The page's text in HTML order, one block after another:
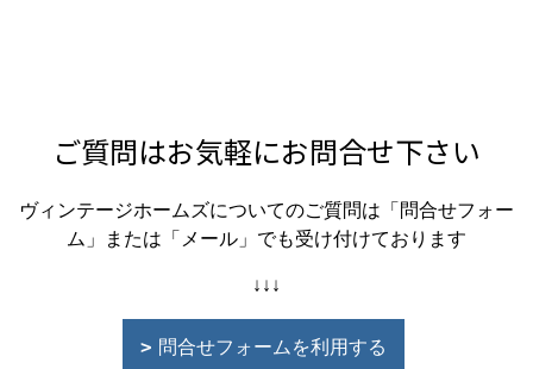
ご質問はお気軽にお問合せ下さい
ヴィンテージホームズについてのご質問は「問合せフォー
ム」または「メール」でも受け付けております
↓↓↓
問合せフォームを利用する